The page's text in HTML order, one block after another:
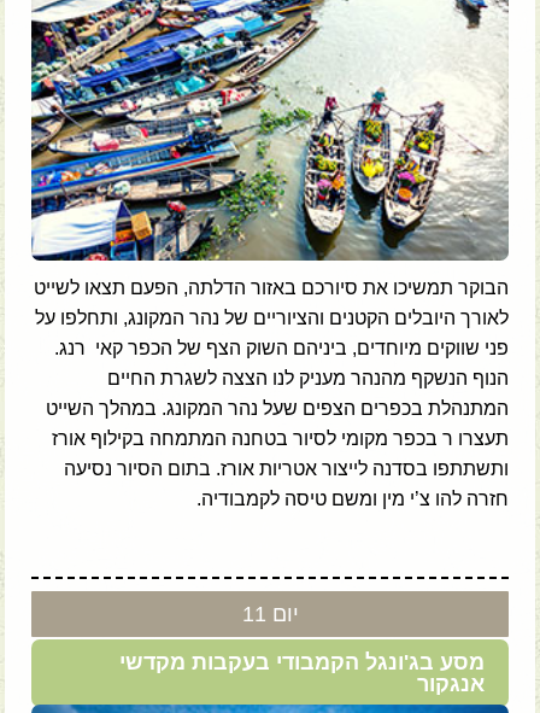
הבוקר תמשיכו את סיורכם באזור הדלתה, הפעם תצאו לשייט
לאורך היובלים הקטנים והציוריים של נהר המקונג, ותחלפו על
פני שווקים מיוחדים, ביניהם השוק הצף של הכפר קאי רנג.
הנוף הנשקף מהנהר מעניק לנו הצצה לשגרת החיים
המתנהלת בכפרים הצפים שעל נהר המקונג. במהלך השייט
תעצרו ר בכפר מקומי לסיור בטחנה המתמחה בקילוף אורז
ותשתתפו בסדנה לייצור אטריות אורז. בתום הסיור נסיעה
חזרה להו צ’י מין ומשם טיסה לקמבודיה.
מסע בג'ונגל הקמבודי בעקבות מקדשי
אנגקור
יום 11